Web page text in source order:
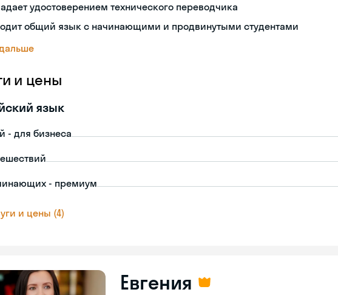
удостоверением технического переводчика
общий язык с начинающими и продвинутыми студентами
и цены
язык
- для бизнеса
- премиум
и цены (4)
Евгения